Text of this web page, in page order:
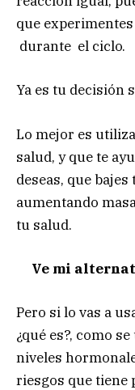
que
durante el ciclo.
Ya es tu decisión
Lo mejor es
salud, y que te
deseas, que
aumentando
tu salud.
Ve mi
Pero si lo vas a
¿qué es?, como
niveles
riesgos que tiene